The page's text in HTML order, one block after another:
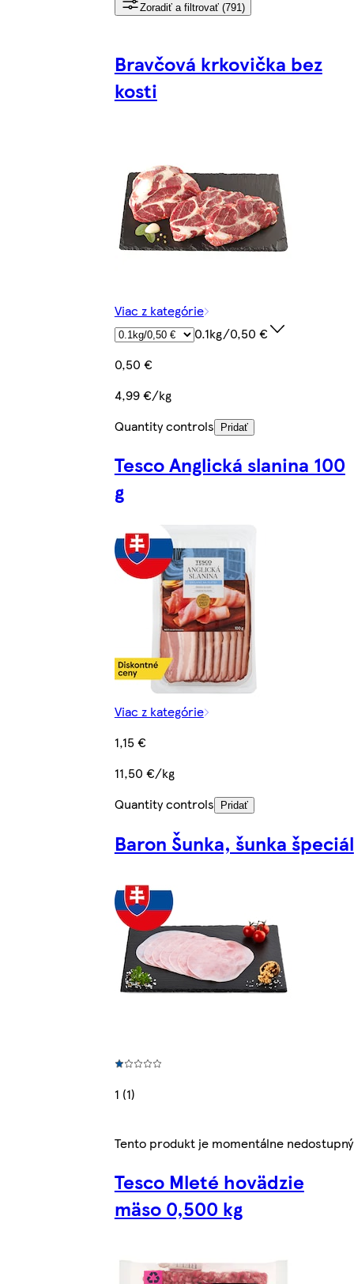
Zoradiť a filtrovať (791)
Bravčová krkovička bez
kosti
Viac z kategórie
0.1kg/0,50 €
0,50 €
4,99 €/kg
Quantity controls
Pridať
Tesco Anglická slanina 100
g
Viac z kategórie
1,15 €
11,50 €/kg
Quantity controls
Pridať
Baron Šunka, šunka špeciál
1 (1)
Tento produkt je momentálne nedostupný
Tesco Mleté hovädzie
mäso 0,500 kg